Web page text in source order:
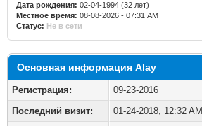
Дата рождения: 02-04-1994 (32 лет)
Местное время: 08-08-2026 - 07:31 AM
Статус: Не в сети
Основная информация Alay
Регистрация:
09-23-2016
Последний визит:
01-24-2018, 12:32 AM